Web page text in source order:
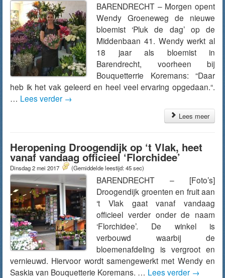
BARENDRECHT – Morgen opent
Wendy Groeneweg de nieuwe
bloemist ‘Pluk de dag’ op de
Middenbaan 41. Wendy werkt al
18 jaar als bloemist in
Barendrecht, voorheen bij
Bouquetterrie Koremans: “Daar
heb ik het vak geleerd en heel veel ervaring opgedaan.“.
… Lees verder →
Lees meer
Heropening Droogendijk op ‘t Vlak, heet
vanaf vandaag officieel ‘Florchidee’
Dinsdag 2 mei 2017 (Gemiddelde leestijd: 45 sec)
BARENDRECHT – [Foto’s]
Droogendijk groenten en fruit aan
‘t Vlak gaat vanaf vandaag
officieel verder onder de naam
‘Florchidee’. De winkel is
verbouwd waarbij de
bloemenafdeling is vergroot en
vernieuwd. Hiervoor wordt samengewerkt met Wendy en
Saskia van Bouquetterie Koremans. … Lees verder →